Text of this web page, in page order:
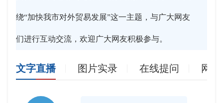
绕“加快我市对外贸易发展”这一主题，与广大网友
们进行互动交流，欢迎广大网友积极参与。
文字直播 图片实录 在线提问 网